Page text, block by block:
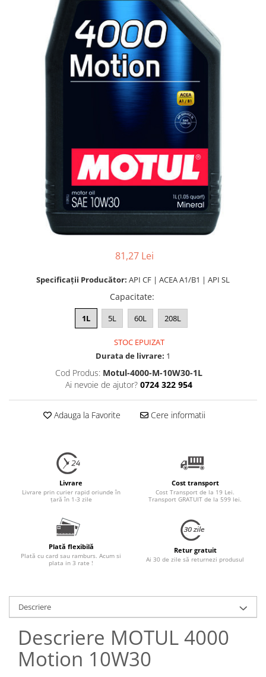
Lichide Întreținere
Lichide Întreținere Autoturisme
Lichide Întreținere Camioane
Lichide Întreținere Motociclete
81,27 Lei
Specificații Producător: API CF | ACEA A1/B1 | API SL
Capacitate:
1L 5L 60L 208L
STOC EPUIZAT
Durata de livrare: 1
Cod Produs: Motul-4000-M-10W30-1L
Ai nevoie de ajutor? 0724 322 954
Adauga la Favorite Cere informatii
Livrare
Livrare prin curier rapid oriunde în
țară în 1-3 zile
Cost transport
Cost Transport de la 19 Lei.
Transport GRATUIT de la 599 lei.
Plată flexibilă
Plată cu card sau ramburs. Acum si
plata in 3 rate !
Retur gratuit
Ai 30 de zile să returnezi produsul
Descriere
Descriere MOTUL 4000
Motion 10W30